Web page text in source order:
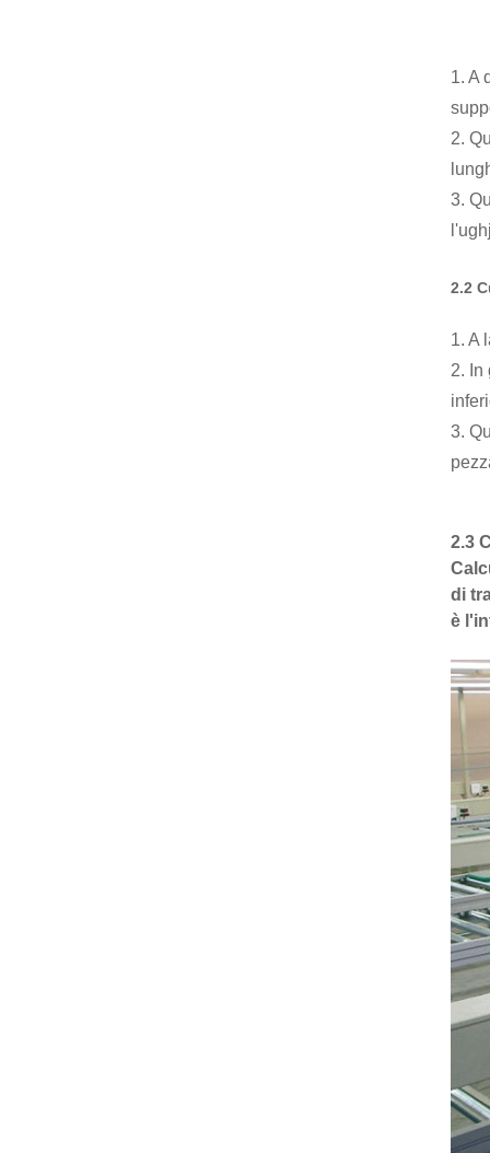
1. A
2.
3.
2.2
1. A
2. In
3.
2.3
di
è